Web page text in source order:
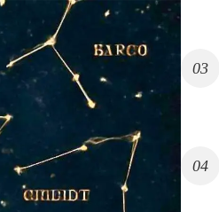
03
04